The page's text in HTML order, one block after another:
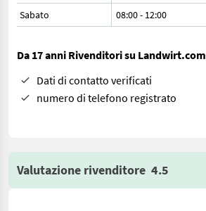
Sabato
08:00- 12:00
Da 17 anni Rivenditori su Landwirt.com
Dati di contatto verificati
numero di telefono registrato
Valutazione rivenditore 4.5